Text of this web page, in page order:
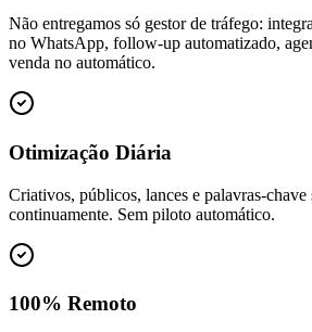
Não entregamos só gestor de tráfego:
no WhatsApp, follow-up automatizado,
venda no automático.
Otimização Diária
Criativos, públicos, lances e palavras-chave
continuamente. Sem piloto automático.
100% Remoto